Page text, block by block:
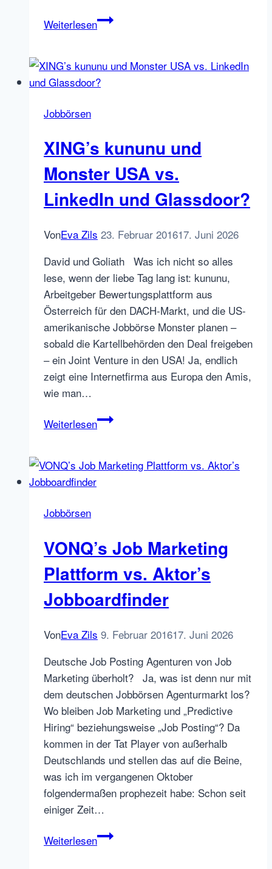
WeiterlesenWas
Job
Advertising
Bidding
Jobbörsen
XING’s kununu und
Monster USA vs.
LinkedIn und Glassdoor?
VonEva Zils 23. Februar 201617. Juni 2026
David und Goliath Was ich nicht so alles
lese, wenn der liebe Tag lang ist: kununu,
Arbeitgeber Bewertungsplattform aus
Österreich für den DACH-Markt, und die US-
amerikanische Jobbörse Monster planen –
sobald die Kartellbehörden den Deal freigeben
– ein Joint Venture in den USA! Ja, endlich
zeigt eine Internetfirma aus Europa den Amis,
wie man…
WeiterlesenXING’s
Monster
Glassdoor?
Jobbörsen
VONQ’s Job Marketing
Plattform vs. Aktor’s
Jobboardfinder
VonEva Zils 9. Februar 201617. Juni 2026
Deutsche Job Posting Agenturen von Job
Marketing überholt? Ja, was ist denn nur mit
dem deutschen Jobbörsen Agenturmarkt los?
Wo bleiben Job Marketing und „Predictive
Hiring“ beziehungsweise „Job Posting“? Da
kommen in der Tat Player von außerhalb
Deutschlands und stellen das auf die Beine,
was ich im vergangenen Oktober
folgendermaßen prophezeit habe: Schon seit
einiger Zeit…
WeiterlesenVONQ’s